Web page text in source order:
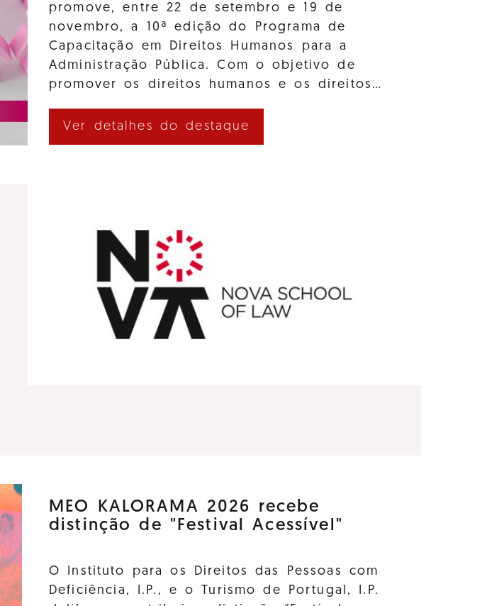
promove, entre 22 de setembro e 19 de
novembro, a 10ª edição do Programa de
Capacitação em Direitos Humanos para a
Administração Pública. Com o objetivo de
promover os direitos humanos e os direitos…
Ver detalhes do destaque
MEO KALORAMA 2026 recebe
distinção de "Festival Acessível"
O Instituto para os Direitos das Pessoas com
Deficiência, I.P., e o Turismo de Portugal, I.P.